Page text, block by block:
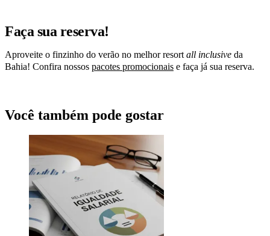
Faça sua reserva!
Aproveite o finzinho do verão no melhor resort all inclusive da
Bahia! Confira nossos pacotes promocionais e faça já sua reserva.
Você também pode gostar